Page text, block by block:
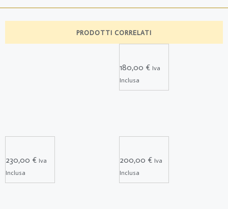
PRODOTTI CORRELATI
180,00 € Iva
Inclusa
230,00 € Iva
Inclusa
200,00 € Iva
Inclusa